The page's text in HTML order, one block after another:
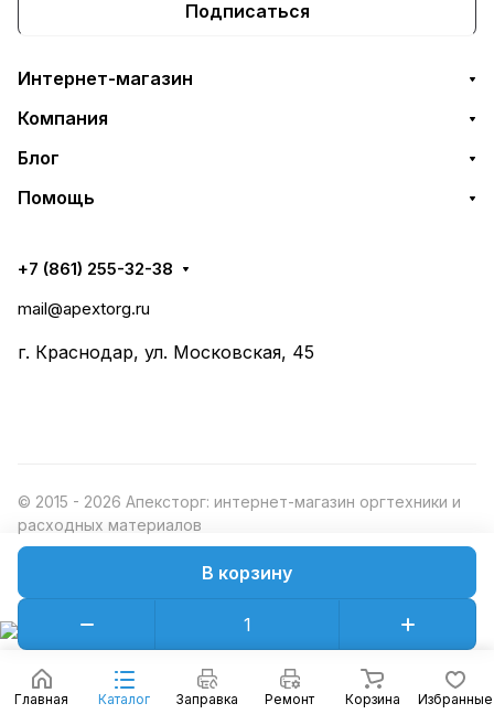
В корзину
Главная Каталог Заправка Ремонт Корзина Избранные
Подписаться
Интернет-магазин
Компания
Блог
Помощь
+7 (861) 255-32-38
mail@apextorg.ru
г. Краснодар, ул. Московская, 45
© 2015 - 2026 Апексторг: интернет-магазин оргтехники и
расходных материалов
Конфиденциальность